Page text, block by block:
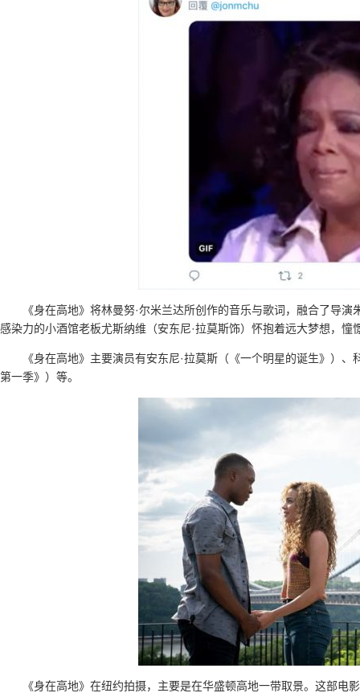
《身在高地》将林曼努·尔米兰达所创作的音乐与歌词，融合了导
感染力的小酒馆老板尤斯纳维（安东尼·拉莫斯饰）怀抱着远大梦想，憧
《身在高地》主要演员有安东尼·拉莫斯（《一个明星的诞生》）
第一季》）等。
《身在高地》在纽约拍摄，主要是在华盛顿高地一带取景。这部